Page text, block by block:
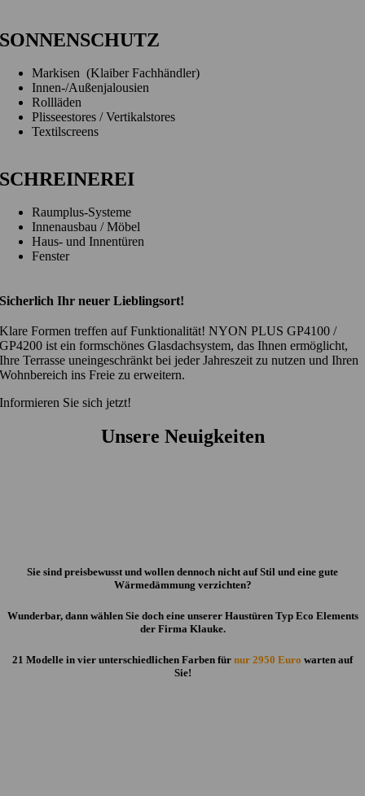
SONNENSCHUTZ
Markisen (Klaiber Fachhändler)
Innen-/Außenjalousien
Rollläden
Plisseestores / Vertikalstores
Textilscreens
SCHREINEREI
Raumplus-Systeme
Innenausbau / Möbel
Haus- und Innentüren
Fenster
Sicherlich Ihr neuer Lieblingsort!
Klare Formen treffen auf Funktionalität! NYON PLUS GP4100 /
GP4200 ist ein formschönes Glasdachsystem, das Ihnen ermöglicht,
Ihre Terrasse uneingeschränkt bei jeder Jahreszeit zu nutzen und Ihren
Wohnbereich ins Freie zu erweitern.
Informieren Sie sich jetzt!
Unsere Neuigkeiten
Sie sind preisbewusst und wollen dennoch nicht auf Stil und eine gute
Wärmedämmung verzichten?
Wunderbar, dann wählen Sie doch eine unserer Haustüren Typ Eco Elements
der Firma Klauke.
21 Modelle in vier unterschiedlichen Farben für nur 2950 Euro warten auf
Sie!